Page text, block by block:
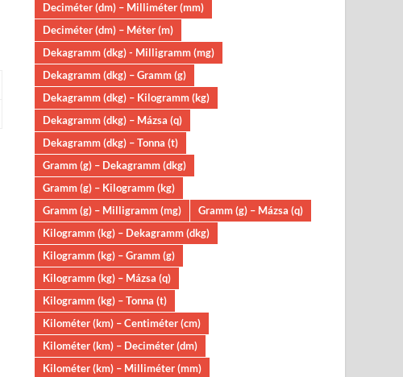
Deciméter (dm) – Milliméter (mm)
Deciméter (dm) – Méter (m)
Dekagramm (dkg) - Milligramm (mg)
Dekagramm (dkg) – Gramm (g)
Dekagramm (dkg) – Kilogramm (kg)
Dekagramm (dkg) – Mázsa (q)
Dekagramm (dkg) – Tonna (t)
Gramm (g) – Dekagramm (dkg)
Gramm (g) – Kilogramm (kg)
Gramm (g) – Milligramm (mg)
Gramm (g) – Mázsa (q)
Kilogramm (kg) – Dekagramm (dkg)
Kilogramm (kg) – Gramm (g)
Kilogramm (kg) – Mázsa (q)
Kilogramm (kg) – Tonna (t)
Kilométer (km) – Centiméter (cm)
Kilométer (km) – Deciméter (dm)
Kilométer (km) – Milliméter (mm)